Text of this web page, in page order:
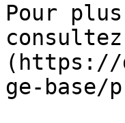
Pour
(https://
ge-base/